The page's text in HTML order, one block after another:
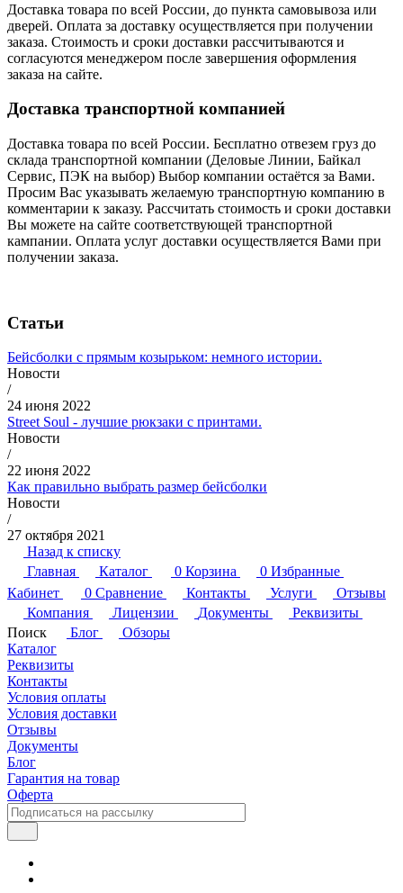
Доставка товара по всей России, до пункта самовывоза или
дверей. Оплата за доставку осуществляется при получении
заказа. Стоимость и сроки доставки рассчитываются и
согласуются менеджером после завершения оформления
заказа на сайте.
Доставка транспортной компанией
Доставка товара по всей России. Бесплатно отвезем груз до
склада транспортной компании (Деловые Линии, Байкал
Сервис, ПЭК на выбор) Выбор компании остаётся за Вами.
Просим Вас указывать желаемую транспортную компанию в
комментарии к заказу. Рассчитать стоимость и сроки доставки
Вы можете на сайте соответствующей транспортной
кампании. Оплата услуг доставки осуществляется Вами при
получении заказа.
Статьи
Бейсболки с прямым козырьком: немного истории.
Новости
/
24 июня 2022
Street Soul - лучшие рюкзаки с принтами.
Новости
/
22 июня 2022
Как правильно выбрать размер бейсболки
Новости
/
27 октября 2021
Назад к списку
Главная
Каталог 0 Корзина 0 Избранные
Кабинет
0 Сравнение Контакты Услуги
Отзывы
Компания
Лицензии Документы
Реквизиты
Поиск
Блог
Обзоры
Каталог
Реквизиты
Контакты
Условия оплаты
Условия доставки
Отзывы
Документы
Блог
Гарантия на товар
Оферта